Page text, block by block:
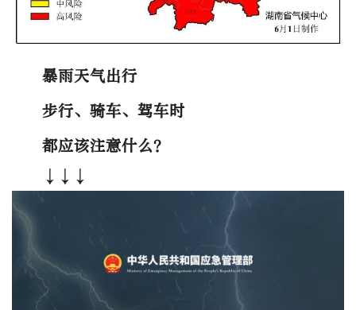
暴雨天气出行
步行、骑车、驾车时
都应该注意什么？
↓↓↓